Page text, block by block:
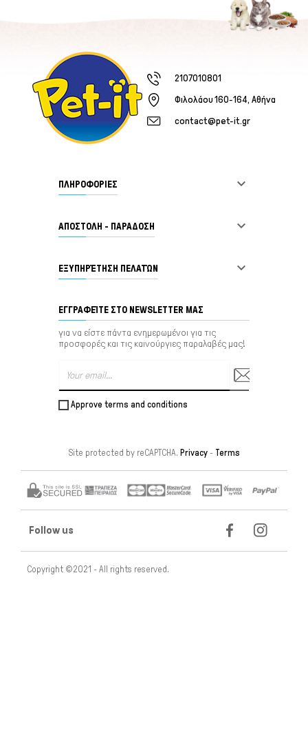
2107010801
Φιλολάου 160-164, Αθήνα
contact@pet-it.gr
ΠΛΗΡΟΦΟΡΙΕΣ 
ΑΠΟΣΤΟΛΗ - ΠΑΡΑΔΟΣΗ 
ΕΞΥΠΗΡΈΤΗΣΗ ΠΕΛΑΤΏΝ 
ΕΓΓΡΑΦΕΊΤΕ ΣΤΟ NEWSLETTER ΜΑΣ
για να είστε πάντα ενημερωμένοι για τις
προσφορές και τις καινούργιες παραλαβές μας!
Approve terms and conditions
Site protected by reCAPTCHA. Privacy- Terms
Follow us
Copyright ©2021 - All rights reserved.